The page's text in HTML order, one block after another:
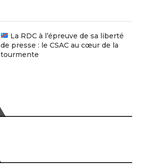
La RDC à l’épreuve de sa liberté
de presse : le CSAC au cœur de la
tourmente